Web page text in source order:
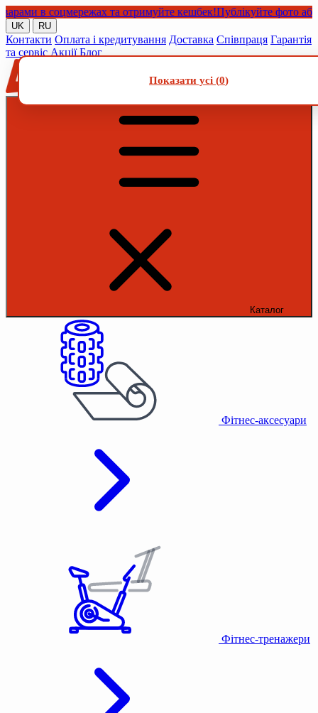
в соцмережах та отримуйте кешбек!Публікуйте фото або
UK RU
Контакти Оплата і кредитування Доставка Співпраця Гарантія
та сервіс Акції Блог
Каталог
Фітнес-аксесуари
Фітнес-тренажери
Показати усі (0)